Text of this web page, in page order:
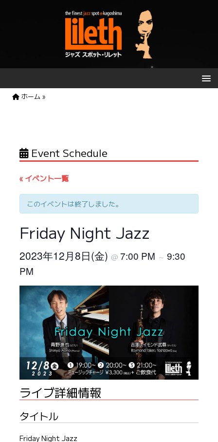
ホーム »
Event Schedule
« イベント一覧
このイベントは終了しました。
Friday Night Jazz
2023年12月8日(金) @ 7:00 PM ～ 9:30
PM
ライブ詳細情報
タイトル
Friday Night Jazz